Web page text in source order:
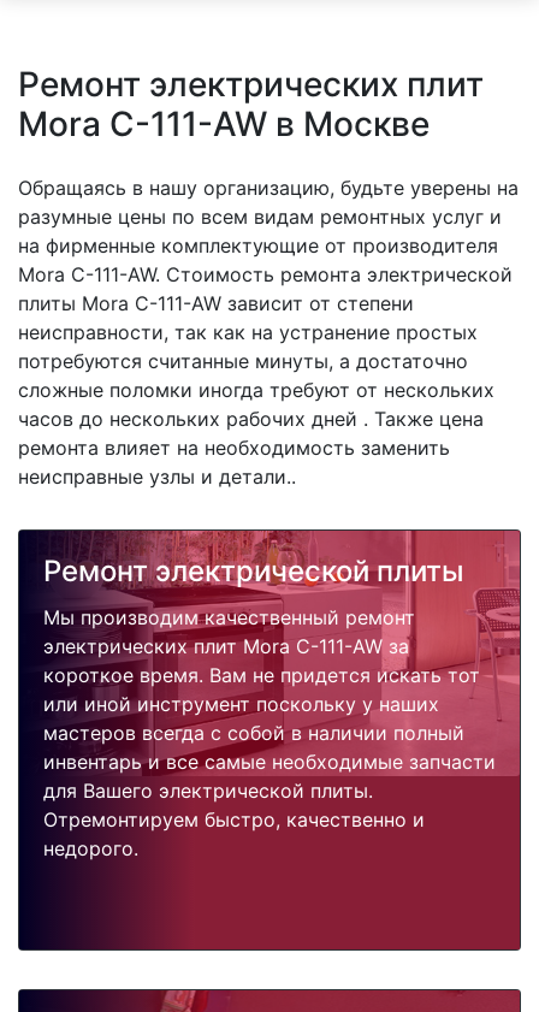
Ремонт электрических плит
Mora C-111-AW в Москве
Обращаясь в нашу организацию, будьте уверены на
разумные цены по всем видам ремонтных услуг и
на фирменные комплектующие от производителя
Mora C-111-AW. Стоимость ремонта электрической
плиты Mora C-111-AW зависит от степени
неисправности, так как на устранение простых
потребуются считанные минуты, а достаточно
сложные поломки иногда требуют от нескольких
часов до нескольких рабочих дней . Также цена
ремонта влияет на необходимость заменить
неисправные узлы и детали..
Ремонт электрической плиты
Мы производим качественный ремонт
электрических плит Mora C-111-AW за
короткое время. Вам не придется искать тот
или иной инструмент поскольку у наших
мастеров всегда с собой в наличии полный
инвентарь и все самые необходимые запчасти
для Вашего электрической плиты.
Отремонтируем быстро, качественно и
недорого.